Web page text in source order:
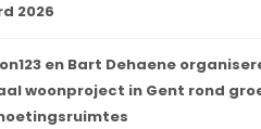
2026
en Bart Dehaene
woonproject in Gent rond